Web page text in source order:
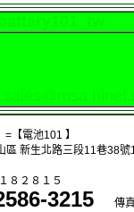
=【電池101 】
區 新生北路三段11巷38號
８２８１５
3215 傳